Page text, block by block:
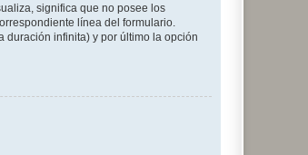
significa que no posee los
línea del formulario.
duración infinita) y por último la opción